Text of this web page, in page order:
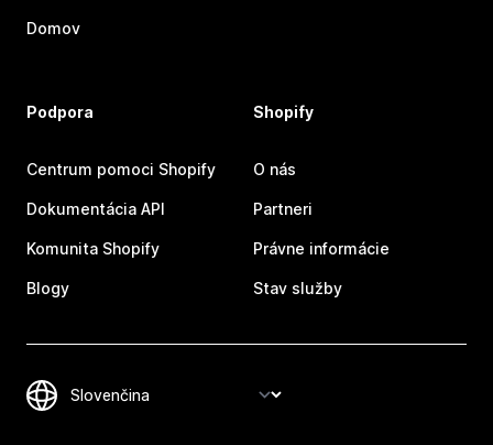
Domov
Podpora
Centrum pomoci Shopify
Dokumentácia API
Komunita Shopify
Blogy
Shopify
O nás
Partneri
Právne informácie
Stav služby